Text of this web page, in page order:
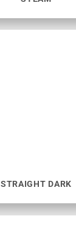
STRAIGHT DARK